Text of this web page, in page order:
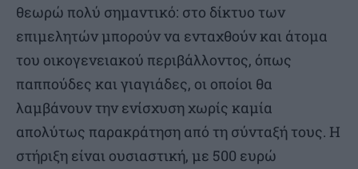
θεωρώ πολύ σημαντικό: στο δίκτυο των
επιμελητών μπορούν να ενταχθούν και άτομα
του οικογενειακού περιβάλλοντος, όπως
παππούδες και γιαγιάδες, οι οποίοι θα
λαμβάνουν την ενίσχυση χωρίς καμία
απολύτως παρακράτηση από τη σύνταξή τους. Η
στήριξη είναι ουσιαστική, με 500 ευρώ